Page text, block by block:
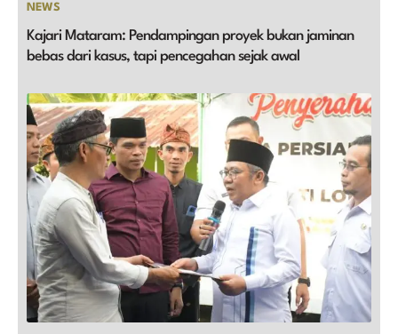
NEWS
Kajari Mataram: Pendampingan proyek bukan jaminan
bebas dari kasus, tapi pencegahan sejak awal